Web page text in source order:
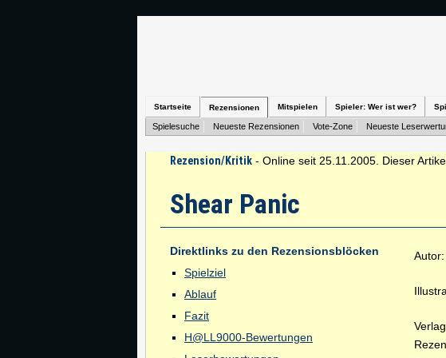
Startseite Rezensionen Mitspielen Spieler: Wer ist wer?
Spielesuche Neueste Rezensionen Vote-Zone Neueste
Rezension/Kritik - Online seit 25.11.2005. Dieser
Shear Panic
Direktlinks zu den Rezensionsblöcken
Spielziel
Ablauf
Fazit
H@LL9000-Bewertungen
Autor: